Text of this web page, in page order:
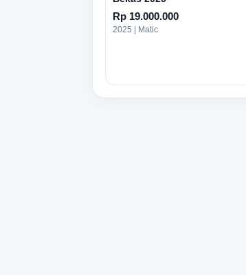
Rp 19.000.000
2025 | Matic